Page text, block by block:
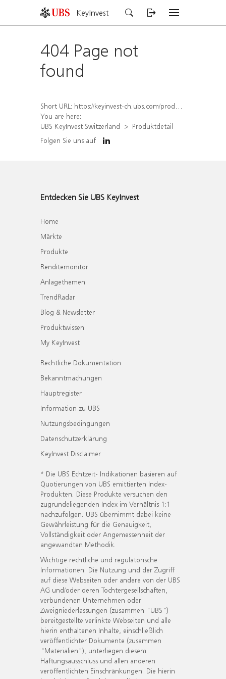
KeyInvest
404 Page not
found
Short URL: https://keyinvest-ch.ubs.com/produkt/detail/index/isin/CH1570499264
You are here:
UBS KeyInvest Switzerland
Produktdetail
Folgen Sie uns auf
Entdecken Sie UBS KeyInvest
Home
Märkte
Produkte
Renditemonitor
Anlagethemen
TrendRadar
Blog & Newsletter
Produktwissen
My KeyInvest
Rechtliche Dokumentation
Bekanntmachungen
Hauptregister
Information zu UBS
Nutzungsbedingungen
Datenschutzerklärung
KeyInvest Disclaimer
* Die UBS Echtzeit- Indikationen basieren auf
Quotierungen von UBS emittierten Index-
Produkten. Diese Produkte versuchen den
zugrundeliegenden Index im Verhältnis 1:1
nachzufolgen. UBS übernimmt dabei keine
Gewährleistung für die Genauigkeit,
Vollständigkeit oder Angemessenheit der
angewandten Methodik.
Wichtige rechtliche und regulatorische
Informationen. Die Nutzung und der Zugriff
auf diese Webseiten oder andere von der UBS
AG und/oder deren Tochtergesellschaften,
verbundenen Unternehmen oder
Zweigniederlassungen (zusammen "UBS")
bereitgestellte verlinkte Webseiten und alle
hierin enthaltenen Inhalte, einschließlich
veröffentlichter Dokumente (zusammen
"Materialien"), unterliegen diesem
Haftungsausschluss und allen anderen
veröffentlichten Einschränkungen. Die hierin